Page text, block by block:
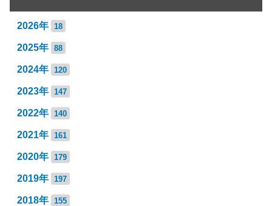
2026年 18
2025年 88
2024年 120
2023年 147
2022年 140
2021年 161
2020年 179
2019年 197
2018年 155